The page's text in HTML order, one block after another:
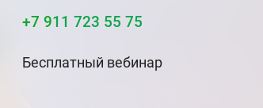
+7 911 723 55 75
Бесплатный вебинар